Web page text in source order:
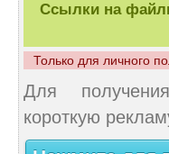
Ссылки на
Только для личного
Для
короткую